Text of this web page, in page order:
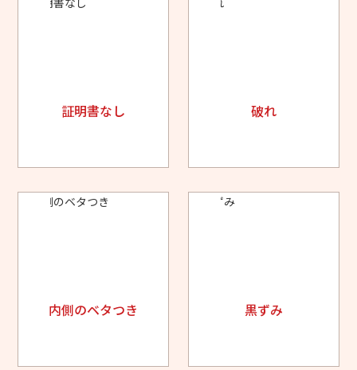
証明書なし 破れ
内側のベタつき 黒ずみ